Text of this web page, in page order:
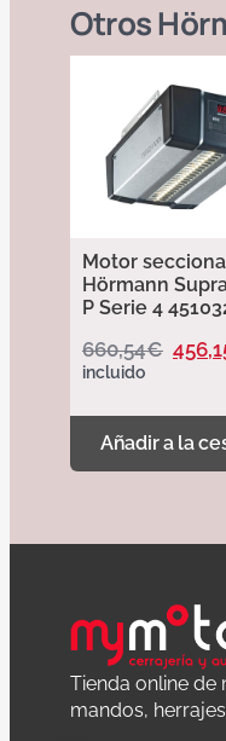
Otros
Motor
Hörmann
P Serie 4
660,54€
incluido
Añadir a la
Tienda online de
mandos,